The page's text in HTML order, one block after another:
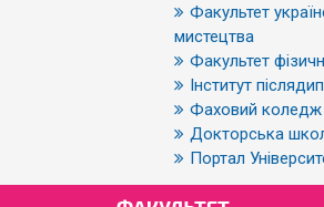
Факультет
мистецтва
Факультет
Інститут
Фаховий коледж
Докторська
Портал